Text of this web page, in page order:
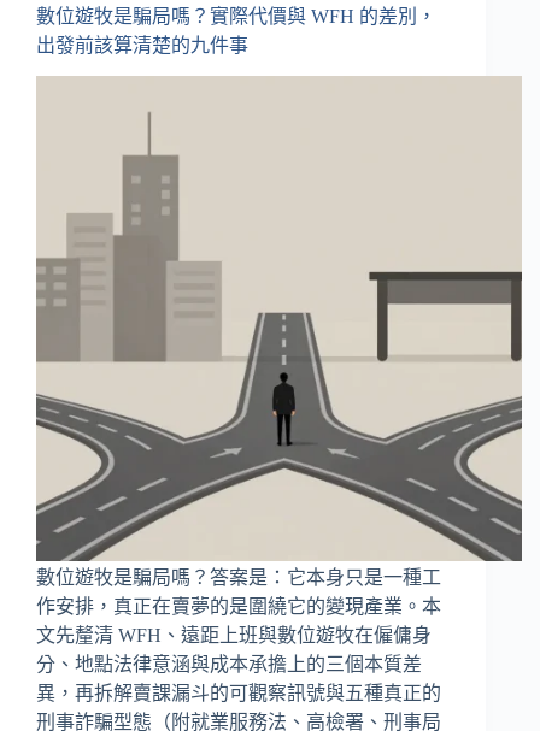
數位遊牧是騙局嗎？實際代價與 WFH 的差別，
出發前該算清楚的九件事
數位遊牧是騙局嗎？答案是：它本身只是一種工
作安排，真正在賣夢的是圍繞它的變現產業。本
文先釐清 WFH、遠距上班與數位遊牧在僱傭身
分、地點法律意涵與成本承擔上的三個本質差
異，再拆解賣課漏斗的可觀察訊號與五種真正的
刑事詐騙型態（附就業服務法、高檢署、刑事局